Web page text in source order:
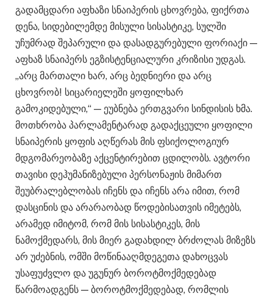
გადამცდარი აფხაზი სნაიპერის ცხოვრება, ფიქრთა
დენა, სიდებილემდე მისული სისასტიკე, სულში
უჩუმრად შეპარული და დასადგურებული ფორიაქი —
აფხაზ სნაიპერს ეგზისტენციალური კრიზისი უდგას.
„არც მართალი ხარ, არც ბედნიერი და არც
ცხოვრობ! სიცარიელეში ყოფილხარ
გამოკიდებული,“ — ეუბნება ერთგვარი სინდისის ხმა.
მოთხრობა პარლამენტარად გადაქცეული ყოფილი
სნაიპერის ყოფის აღწერას მის ფსიქოლოგიურ
მდგომარეობაზე აქცენტირებით ცდილობს. ავტორი
თავისი დეჰუმანიზებული პერსონაჟის მიმართ
შეუბრალებლობას იჩენს და იჩენს არა იმით, რომ
დასცინის და არარაობად წოდებისათვის იმეტებს,
არამედ იმიტომ, რომ მის სისასტიკეს, მის
ნამოქმედარს, მის მიერ გადახდილ ბრძოლას მიზეზს
არ უძებნის, ომში მოწინააღმდეგეთა დახოცვას
უსაფუძვლო და უგუნურ ბოროტმოქმედებად
წარმოადგენს — ბოროტმოქმედებად, რომლის